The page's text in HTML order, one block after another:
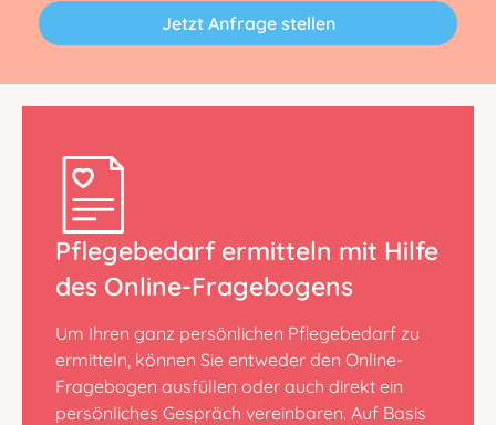
Jetzt Anfrage stellen
Pflegebedarf ermitteln mit Hilfe
des Online-Fragebogens
Um Ihren ganz persönlichen Pflegebedarf zu
ermitteln, können Sie entweder den Online-
Fragebogen ausfüllen oder auch direkt ein
persönliches Gespräch vereinbaren. Auf Basis